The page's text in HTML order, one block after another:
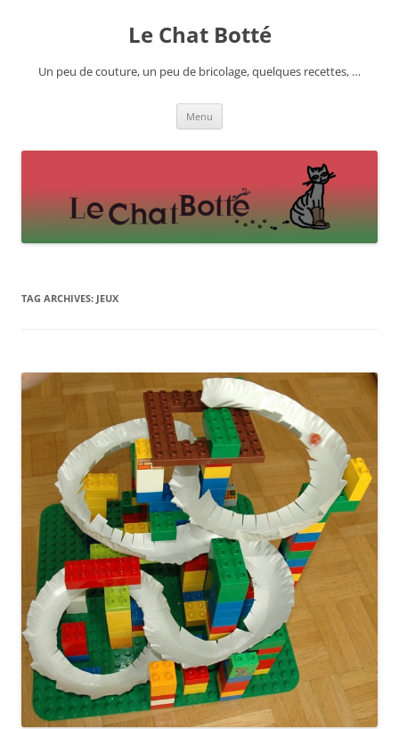
Le Chat Botté
Un peu de couture, un peu de bricolage, quelques recettes, …
Menu
TAG ARCHIVES: JEUX